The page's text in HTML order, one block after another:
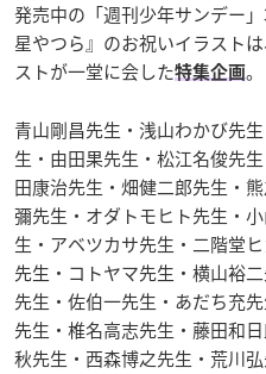
発売中の「週刊少年サンデー
星やつら』のお祝いイラスト
ストが一堂に会した特集企画。
青山剛昌先生・浅山わかび先
生・由田果先生・松江名俊先
田康治先生・畑健二郎先生・
彌先生・オダトモヒト先生・
生・アベツカサ先生・二階堂
先生・コトヤマ先生・横山裕
先生・佐伯一先生・あだち充
先生・椎名高志先生・藤田和
秋先生・西森博之先生・荒川